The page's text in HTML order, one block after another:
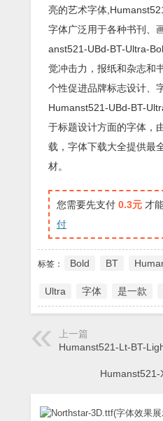
亮的艺术字体
字体广泛用于各种书刊、
anst521-UBd-BT-Ultra-
觉冲击力，报纸和杂志和
个性促进品牌标志设计、
Humanst521-UBd-BT-
于标题设计方面的字体，
载，字体下载大全提供最
材。
您需要先支付 0.3元 才
付
标签： Bold BT
Ultra 字体 是一款
上一篇
Humanst521-Lt-BT-
Humanst521-